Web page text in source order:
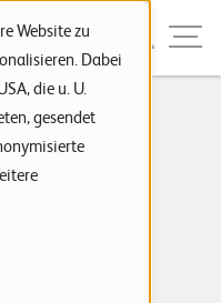
Website zu
Dabei
die u. U.
gesendet
Menu
S
t
a